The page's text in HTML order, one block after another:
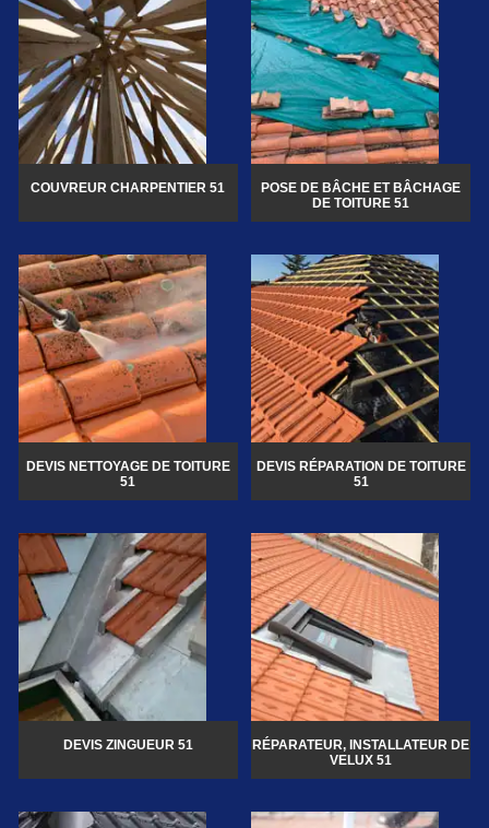
COUVREUR CHARPENTIER 51
POSE DE BÂCHE ET BÂCHAGE
DE TOITURE 51
DEVIS NETTOYAGE DE TOITURE
51
DEVIS RÉPARATION DE TOITURE
51
DEVIS ZINGUEUR 51
RÉPARATEUR, INSTALLATEUR DE
VELUX 51